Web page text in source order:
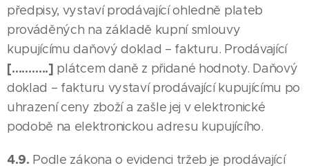
předpisy, vystaví prodávající ohledně plateb
prováděných na základě kupní smlouvy
kupujícímu daňový doklad – fakturu. Prodávající
[………..] plátcem daně z přidané hodnoty. Daňový
doklad – fakturu vystaví prodávající kupujícímu po
uhrazení ceny zboží a zašle jej v elektronické
podobě na elektronickou adresu kupujícího.
4.9. Podle zákona o evidenci tržeb je prodávající